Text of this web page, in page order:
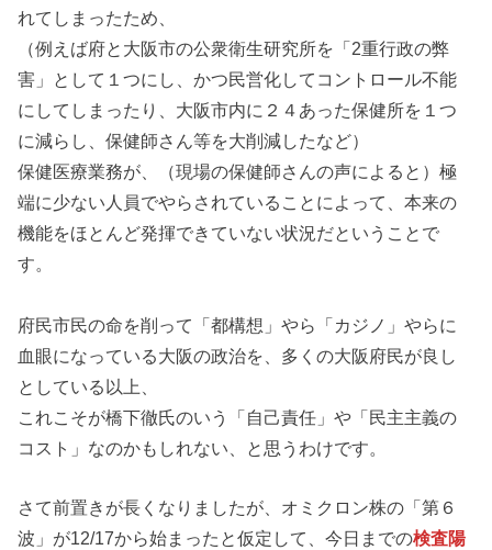
れてしまったため、
（例えば府と大阪市の公衆衛生研究所を「2重行政の弊
害」として１つにし、かつ民営化してコントロール不能
にしてしまったり、大阪市内に２４あった保健所を１つ
に減らし、保健師さん等を大削減したなど）
保健医療業務が、（現場の保健師さんの声によると）極
端に少ない人員でやらされていることによって、本来の
機能をほとんど発揮できていない状況だということで
す。
府民市民の命を削って「都構想」やら「カジノ」やらに
血眼になっている大阪の政治を、多くの大阪府民が良し
としている以上、
これこそが橋下徹氏のいう「自己責任」や「民主主義の
コスト」なのかもしれない、と思うわけです。
さて前置きが長くなりましたが、オミクロン株の「第６
波」が12/17から始まったと仮定して、今日までの検査陽